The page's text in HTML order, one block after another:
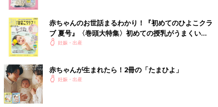
赤ちゃんのお世話まるわかり！『初めてのひよこクラ
ブ 夏号』〈巻頭大特集〉初めての授乳がうまくい
く！ おっぱい・ミルクの基本と夏のトラブル 解決テ
妊娠・出産
赤ちゃんが生まれたら！2冊の「たまひよ」
妊娠・出産